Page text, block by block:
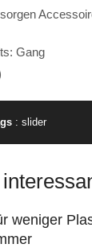
Gang
: slider
weniger